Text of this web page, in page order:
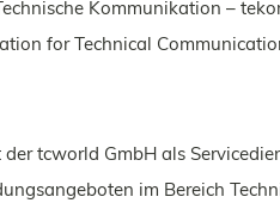
Kommunikation –
for Technical
tcworld GmbH als
im Bereich